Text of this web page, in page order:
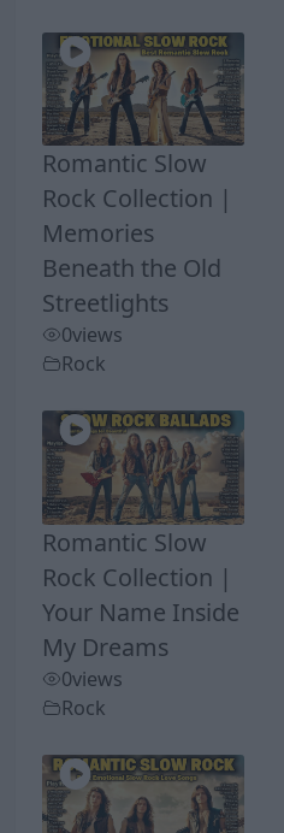
Romantic Slow
Rock Collection |
Memories
Beneath the Old
Streetlights
0views
Rock
Romantic Slow
Rock Collection |
Your Name Inside
My Dreams
0views
Rock